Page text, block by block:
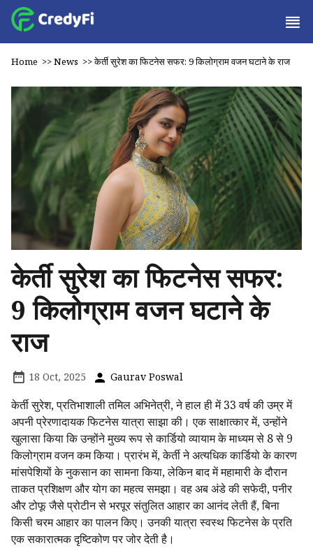
Home >>News >>केर्ती सुरेश का फिटनेस सफर: 9 किलोग्राम वजन घटाने के राज
केर्ती सुरेश का फिटनेस सफर:
9 किलोग्राम वजन घटाने के
राज
18 Oct, 2025 Gaurav Poswal
केर्ती सुरेश, प्रतिभाशाली तमिल अभिनेत्री, ने हाल ही में 33 वर्ष की उम्र में
अपनी प्रेरणादायक फिटनेस यात्रा साझा की। एक साक्षात्कार में, उन्होंने
खुलासा किया कि उन्होंने मुख्य रूप से कार्डियो व्यायाम के माध्यम से 8 से 9
किलोग्राम वजन कम किया। प्रारंभ में, केर्ती ने अत्यधिक कार्डियो के कारण
मांसपेशियों के नुकसान का सामना किया, लेकिन बाद में महामारी के दौरान
ताकत प्रशिक्षण और योग का महत्व समझा। वह अब अंडे की सफेदी, पनीर
और टोफू जैसे प्रोटीन से भरपूर संतुलित आहार का आनंद लेती हैं, बिना
किसी चरम आहार का पालन किए। उनकी यात्रा स्वस्थ फिटनेस के प्रति
एक सकारात्मक दृष्टिकोण पर जोर देती है।